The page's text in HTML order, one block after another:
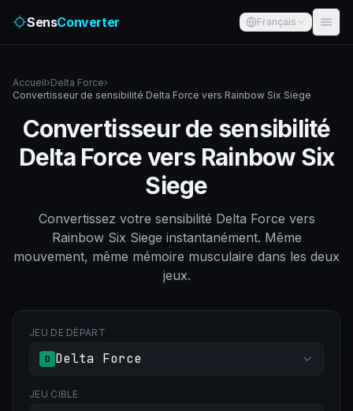
SensConverter Français
Accueil›Delta Force›
Convertisseur de sensibilité Delta Force vers Rainbow Six Siege
Convertisseur de sensibilité
Delta Force vers Rainbow Six
Siege
Convertissez votre sensibilité Delta Force vers
Rainbow Six Siege instantanément. Même
mouvement, même mémoire musculaire dans les deux
jeux.
JEU DE DÉPART
D Delta Force
JEU CIBLE